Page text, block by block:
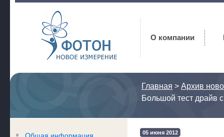
Фотон
О компании
Главная > Архив
Большой тест драйв
05 июня 2012